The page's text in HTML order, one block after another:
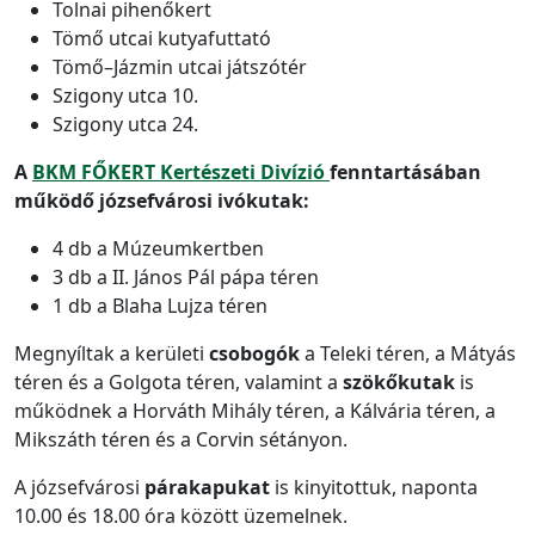
Tolnai pihenőkert
Tömő utcai kutyafuttató
Tömő–Jázmin utcai játszótér
Szigony utca 10.
Szigony utca 24.
A BKM FŐKERT Kertészeti Divíziófenntartásában
működő józsefvárosi ivókutak:
4 db a Múzeumkertben
3 db a II. János Pál pápa téren
1 db a Blaha Lujza téren
Megnyíltak a kerületi csobogóka Teleki téren, a Mátyás
téren és a Golgota téren, valamint a szökőkutak is
működnek a Horváth Mihály téren, a Kálvária téren, a
Mikszáth téren és a Corvin sétányon.
A józsefvárosi párakapukat is kinyitottuk, naponta
10.00 és 18.00 óra között üzemelnek.